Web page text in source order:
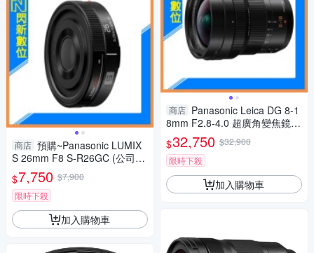
商店 預購~Panasonic LUMIX
S 26mm F8 S-R26GC (公司貨,
SR26GC)
$7,750 $7,900
限時下殺
加入購物車
商店 Panasonic Leica DG 8-1
8mm F2.8-4.0 超廣角變焦鏡(8
-18,公司貨)
$32,750 $32,900
限時下殺
加入購物車